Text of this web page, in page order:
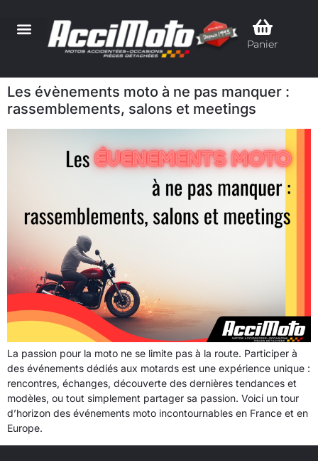
Panier
Les évènements moto à ne pas manquer :
rassemblements, salons et meetings
La passion pour la moto ne se limite pas à la route. Participer à
des événements dédiés aux motards est une expérience unique :
rencontres, échanges, découverte des dernières tendances et
modèles, ou tout simplement partager sa passion. Voici un tour
d’horizon des événements moto incontournables en France et en
Europe.